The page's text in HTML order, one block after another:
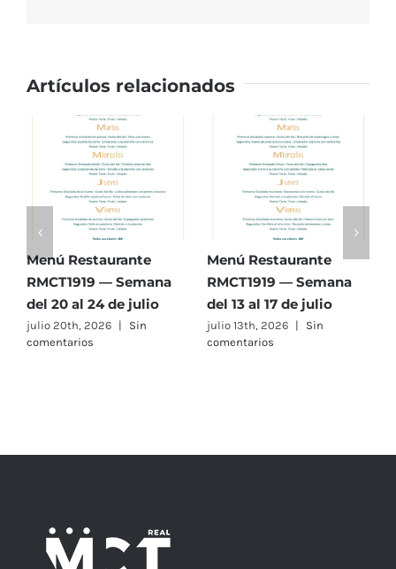
Artículos relacionados
Menú Restaurante
RMCT1919 — Semana
del 20 al 24 de julio
julio 20th, 2026 |
Sin
comentarios
Menú Restaurante
RMCT1919 — Semana
del 13 al 17 de julio
julio 13th, 2026 |
Sin
comentarios